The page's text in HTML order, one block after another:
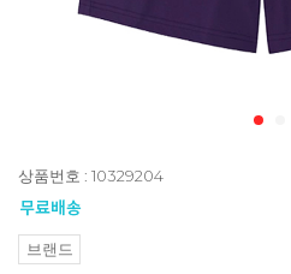
상품번호 : 10329204
브랜드